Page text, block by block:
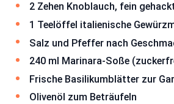
2 Zehen Knoblauch, fein
1 Teelöffel italienische
Salz und Pfeffer nach
240 ml Marinara-Soße
Frische Basilikumblätter zur
Olivenöl zum Beträufeln